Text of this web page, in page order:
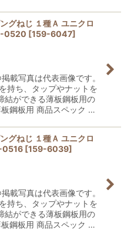
グねじ １種Ａ ユニクロ
0520 [159-6047]
載写真は代表画像です。
持ち、タップやナットを
結ができる薄板鋼板用の
鋼板用 商品スペック …
グねじ １種Ａ ユニクロ
0516 [159-6039]
載写真は代表画像です。
持ち、タップやナットを
結ができる薄板鋼板用の
鋼板用 商品スペック …